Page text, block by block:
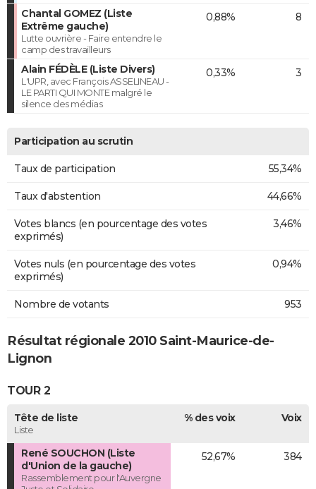
Chantal GOMEZ (Liste
Extrême gauche)
Lutte ouvrière - Faire entendre le
camp des travailleurs
0,88% 8
Alain FÉDÈLE (Liste Divers)
L'UPR, avec François ASSELINEAU -
LE PARTI QUI MONTE malgré le
silence des médias
0,33% 3
Participation au scrutin
Taux de participation 55,34%
Taux d'abstention 44,66%
Votes blancs (en pourcentage des votes
exprimés)
3,46%
Votes nuls (en pourcentage des votes
exprimés)
0,94%
Nombre de votants 953
Résultat régionale 2010 Saint-Maurice-de-
Lignon
TOUR 2
Tête de liste
Liste
% des voix Voix
René SOUCHON (Liste
d'Union de la gauche)
Rassemblement pour l'Auvergne
52,67% 384